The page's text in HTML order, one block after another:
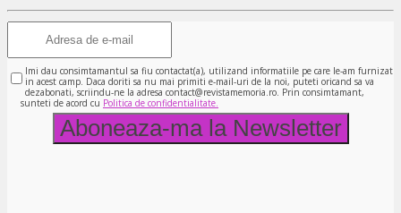
Imi dau consimtamantul sa fiu contactat(a), utilizand informatiile pe care le-am furnizat
in acest camp. Daca doriti sa nu mai primiti e-mail-uri de la noi, puteti oricand sa va
dezabonati, scriindu-ne la adresa contact@revistamemoria.ro. Prin consimtamant,
sunteti de acord cu Politica de confidentialitate.